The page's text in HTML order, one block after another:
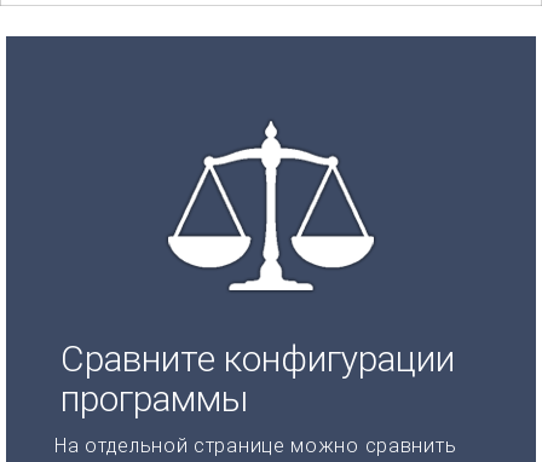
Сравните конфигурации
программы
На отдельной странице можно сравнить